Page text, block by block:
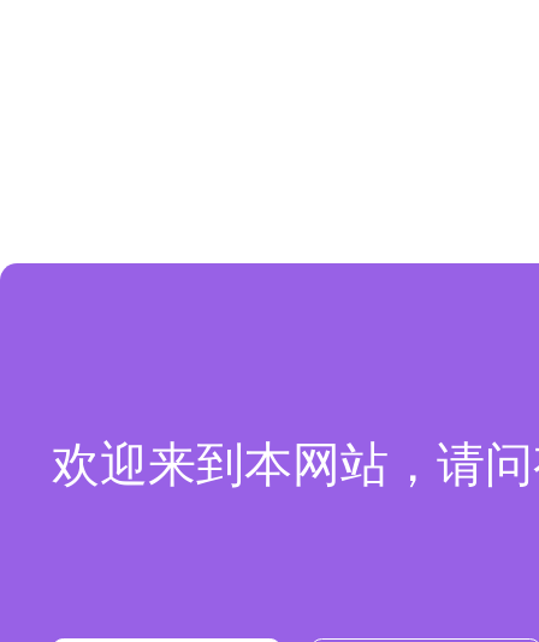
欢迎来到本网站，请